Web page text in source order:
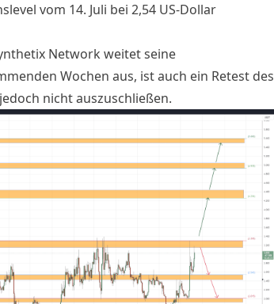
vom 14. Juli bei 2,54 US-Dollar
Network weitet seine
Wochen aus, ist auch ein Retest des
nicht auszuschließen.